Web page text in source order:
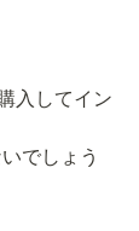
入してイン
でしょう